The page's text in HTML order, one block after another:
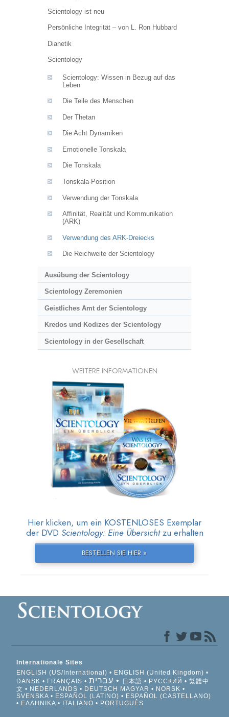
Scientology ist neu
Persönliche Integrität – von L. Ron Hubbard
Dianetik
Scientology
Scientology: Wissen in Bezug auf das
Leben
Die Teile des Menschen
Der Thetan
Die Acht Dynamiken
Emotionelle Tonskala
Die Tonskala
Tonskala-Position
Verwendung der Tonskala
Affinität, Realität und Kommunikation
(ARK)
Verwendung des ARK-Dreiecks
Die Reichweite der Scientology
Ausübung der Scientology
Scientology Zeremonien
Geistliches Amt der Scientology
Kredos und Kodizes der Scientology
Scientology in der Gesellschaft
WEITERE INFORMATIONEN
Hier klicken, um ein KOSTENLOSES Exemplar
der DVD Scientology: Eine Übersichtzu erhalten
BESTELLEN SIE HIER »
Internationale Sites
ENGLISH (US/International)
ENGLISH (United Kingdom)
DANSK
FRANÇAIS עברית 日本語 РУССКИЙ
繁體中
文
NEDERLANDS DEUTSCH MAGYAR
NORSK
SVENSKA
ESPAÑOL (LATINO)
ESPAÑOL (CASTELLANO)
ΕΛΛΗΝΙΚA
ITALIANO PORTUGUÊS